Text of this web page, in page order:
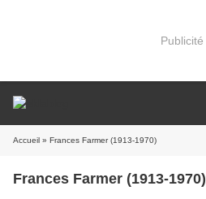
Publicité
Accueil » Frances Farmer (1913-1970)
Frances Farmer (1913-1970)